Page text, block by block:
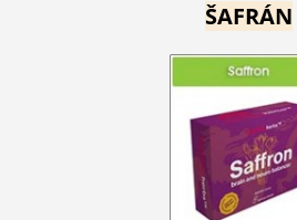
ŠAFRÁN